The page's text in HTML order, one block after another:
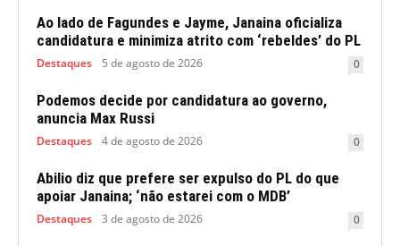
Ao lado de Fagundes e Jayme, Janaina oficializa
candidatura e minimiza atrito com ‘rebeldes’ do PL
Destaques 5 de agosto de 2026 0
Podemos decide por candidatura ao governo,
anuncia Max Russi
Destaques 4 de agosto de 2026 0
Abilio diz que prefere ser expulso do PL do que
apoiar Janaina; ‘não estarei com o MDB’
Destaques 3 de agosto de 2026 0